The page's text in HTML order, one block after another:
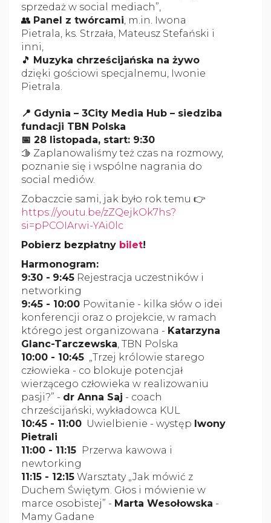
sprzedaż w social mediach”,
👥 Panel z twórcami , m.in. Iwona
Pietrala, ks. Strzała, Mateusz Stefański i
inni,
🎵 Muzyka chrześcijańska na żywo
dzięki gościowi specjalnemu, Iwonie
Pietrala.
📍 Gdynia – 3City Media Hub – siedziba
fundacji TBN Polska
📅 28 listopada, start: 9:30
🫱 Zaplanowaliśmy też czas na rozmowy,
poznanie się i wspólne nagrania do
social mediów.
Zobaczcie sami, jak było rok temu 👉
https://youtu.be/zZQejkOk7hs?
si=pPCOIArwi-YAi0lc
Pobierz bezpłatny bilet!
Harmonogram:
9:30 - 9:45 Rejestracja uczestników i
networking
9:45 - 10:00 Powitanie - kilka słów o idei
konferencji oraz o projekcie, w ramach
którego jest organizowana - Katarzyna
Glanc-Tarczewska , TBN Polska
10:00 - 10:45 „Trzej królowie starego
człowieka - co blokuje potencjał
wierzącego człowieka w realizowaniu
pasji?” - dr Anna Saj - coach
chrześcijański, wykładowca KUL
10:45 - 11:00 Uwielbienie - występ Iwony
Pietrali
11:00 - 11:15 Przerwa kawowa i
newtorking
11:15 - 12:15 Warsztaty „Jak mówić z
Duchem Świętym. Głos i mówienie w
marce osobistej” - Marta Wesołowska -
Mamy Gadane